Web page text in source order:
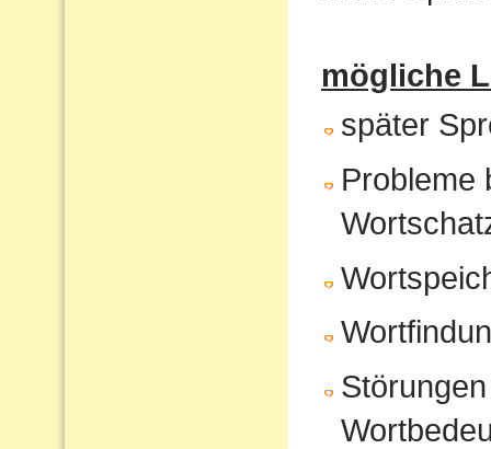
mögliche
später
Probleme